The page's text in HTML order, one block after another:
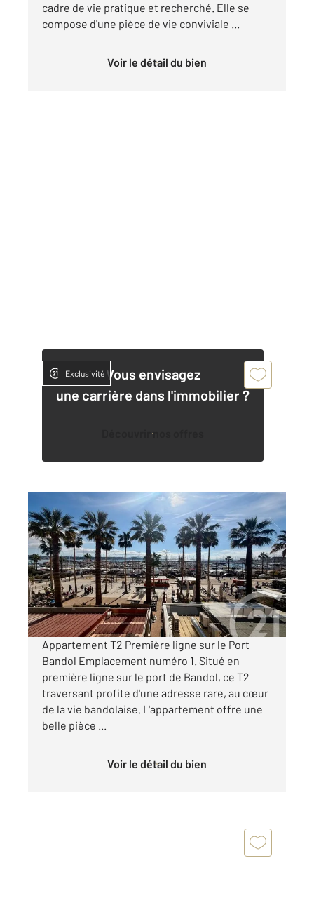
cadre de vie pratique et recherché. Elle se
compose d'une pièce de vie conviviale ...
Voir le détail du bien
Vous envisagez
une carrière dans l'immobilier ?
Découvrir nos offres
Exclusivité
BANDOL 83
43 m2, 2 pièces
Ref : 1544
Appartement à vendre
299 000 €
Visiter le site dédié
Appartement T2 Première ligne sur le Port
Bandol Emplacement numéro 1. Situé en
première ligne sur le port de Bandol, ce T2
traversant profite d'une adresse rare, au cœur
de la vie bandolaise. L'appartement offre une
belle pièce ...
Voir le détail du bien